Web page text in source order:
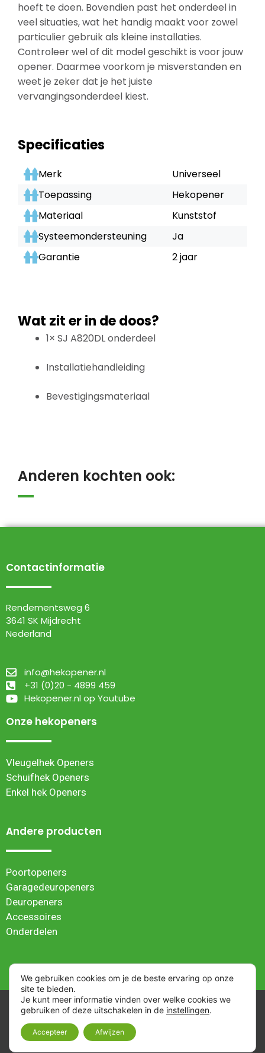
hoeft te doen. Bovendien past het onderdeel in
veel situaties, wat het handig maakt voor zowel
particulier gebruik als kleine installaties.
Controleer wel of dit model geschikt is voor jouw
opener. Daarmee voorkom je misverstanden en
weet je zeker dat je het juiste
vervangingsonderdeel kiest.
Specificaties
Merk
Universeel
Toepassing
Hekopener
Materiaal
Kunststof
Systeemondersteuning
Ja
Garantie
2 jaar
Wat zit er in de doos?
1× SJ A820DL onderdeel
Installatiehandleiding
Bevestigingsmateriaal
Anderen kochten ook:
Contactinformatie
Rendementsweg 6
3641 SK Mijdrecht
Nederland
info@hekopener.nl
+31 (0)20 - 4899 459
Hekopener.nl op Youtube
Onze hekopeners
Vleugelhek Openers
Schuifhek Openers
Enkel hek Openers
Andere producten
Poortopeners
Garagedeuropeners
Deuropeners
Accessoires
Onderdelen
Algemene verkoopvoorwaarden| Webwinkel ontwikkeld
door
NIWI Marketing
| © 2023 Superjack Hekopeners |
Cookie instellingen
We gebruiken cookies om je de beste ervaring op onze
site te bieden.
Je kunt meer informatie vinden over welke cookies we
gebruiken of deze uitschakelen in de instellingen.
Accepteer Afwijzen